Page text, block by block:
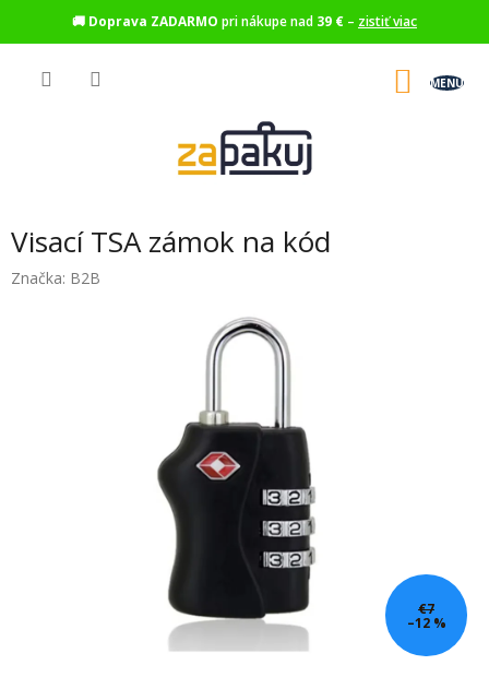
🚚 Doprava ZADARMO pri nákupe nad 39 € – zistiť viac
Visací TSA zámok na kód
Značka: B2B
€7
–12 %